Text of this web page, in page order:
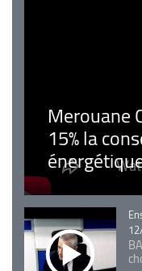
Merouane
15% la